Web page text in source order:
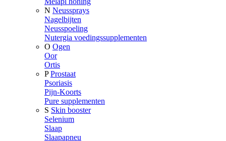
N Neussprays
Nagelbijten
Neusspoeling
Nutergia voedingssupplementen
O Ogen
Oor
Ortis
P Prostaat
Psoriasis
Pijn-Koorts
Pure supplementen
S Skin booster
Selenium
Slaap
Slaapapneu